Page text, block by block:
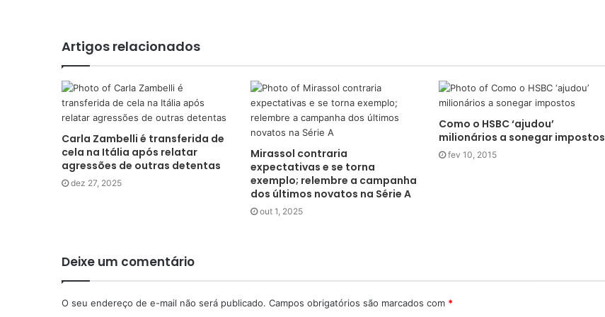
Artigos relacionados
Carla Zambelli é transferida de
cela na Itália após relatar
agressões de outras detentas
dez 27, 2025
Mirassol contraria
expectativas e se torna
exemplo; relembre a campanha
dos últimos novatos na Série A
out 1, 2025
Como o HSBC ‘ajudou’
milionários a sonegar impostos
fev 10, 2015
Deixe um comentário
O seu endereço de e-mail não será publicado. Campos obrigatórios são marcados com *